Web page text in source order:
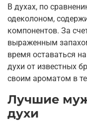
В духах, по
одеколоном,
компонентов. За
выраженным
время оставаться
духи от известных
своим ароматом в
Лучшие
духи